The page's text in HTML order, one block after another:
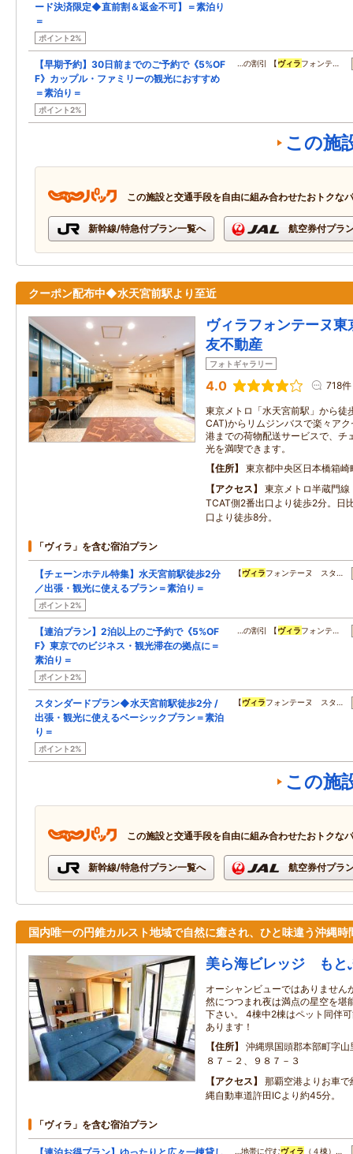
ード決済限定◆直前割＆返金不可】＝素泊り
＝
ポイント2%
【早期予約】30日前までのご予約で《5%OF
F》カップル・ファミリーの観光におすすめ
＝素泊り＝
ポイント2%
…の割引 【ヴィラフォンテ…
この施
この施設と交通手段を自由に組み合わせたおトクな
新幹線/特急付プラン一覧へ 航空券付プラ
クーポン配布中◆水天宮前駅より至近
ヴィラフォンテーヌ
友不動産
フォトギャラリー
4.0 718件
東京メトロ「水天宮前駅」から徒
CAT)からリムジンバスで楽々ア
港までの荷物配送サービスで、チ
光を満喫できます。
住所
東京都中央区日本橋箱崎
アクセス
東京メトロ半蔵門
TCAT側2番出口より徒歩2分。日
口より徒歩8分。
「ヴィラ」を含む宿泊プラン
【チェーンホテル特集】水天宮前駅徒歩2分
／出張・観光に使えるプラン＝素泊り＝
ポイント2%
【ヴィラフォンテーヌ スタ…
【連泊プラン】2泊以上のご予約で《5%OF
F》東京でのビジネス・観光滞在の拠点に＝
素泊り＝
ポイント2%
…の割引 【ヴィラフォンテ…
スタンダードプラン◆水天宮前駅徒歩2分 /
出張・観光に使えるベーシックプラン＝素泊
り＝
ポイント2%
【ヴィラフォンテーヌ スタ…
この施
この施設と交通手段を自由に組み合わせたおトクな
新幹線/特急付プラン一覧へ 航空券付プラ
国内唯一の円錐カルスト地域で自然に癒され、ひと味違う沖縄時
美ら海ビレッジ も
オーシャンビューではありません
然につつまれ夜は満点の星空を堪
下さい。 4棟中2棟はペット同伴
あります！
住所
沖縄県国頭郡本部町字
８７－２、９８７－３
アクセス
那覇空港よりお車
縄自動車道許田ICより約45分。
「ヴィラ」を含む宿泊プラン
…地帯に佇むヴィラ （４棟）…